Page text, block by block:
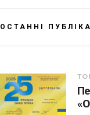
ОСТАННІ